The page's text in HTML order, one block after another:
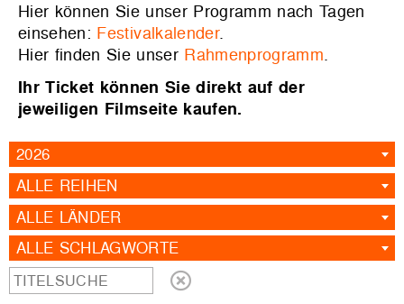
Hier können Sie unser Programm nach Tagen
einsehen: Festivalkalender.
Hier finden Sie unser Rahmenprogramm.
Ihr Ticket können Sie direkt auf der
jeweiligen Filmseite kaufen.
2026
ALLE REIHEN
ALLE LÄNDER
ALLE SCHLAGWORTE